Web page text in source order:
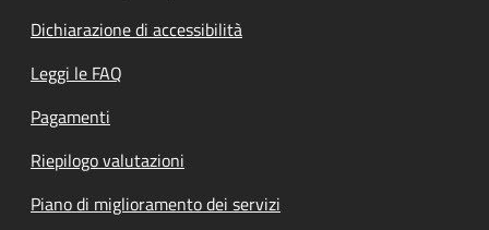
Dichiarazione di accessibilità
Leggi le FAQ
Pagamenti
Riepilogo valutazioni
Piano di miglioramento dei servizi